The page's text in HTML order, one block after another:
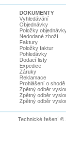
DOKUMENTY
Vyhledávání
Objednávky
Položky
Nedodané zboží
Faktury
Položky faktur
Pohledávky
Dodací listy
Expedice
Záruky
Reklamace
Prohlášení o shodě
Zpětný odběr
Zpětný odběr
Zpětný odběr
Technické řešení ©